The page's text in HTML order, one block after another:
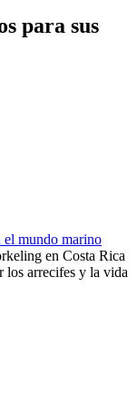
para sus
el mundo marino
en Costa Rica
los arrecifes y la vida